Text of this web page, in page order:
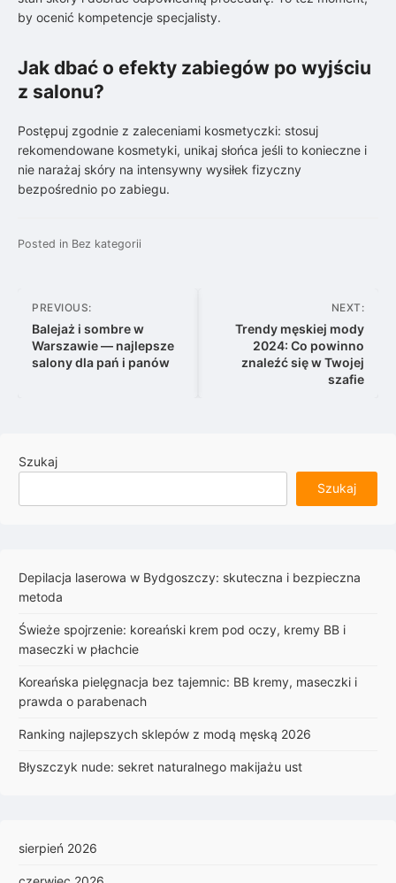
by ocenić kompetencje specjalisty.
Jak dbać o efekty zabiegów po wyjściu
z salonu?
Postępuj zgodnie z zaleceniami kosmetyczki: stosuj
rekomendowane kosmetyki, unikaj słońca jeśli to konieczne i
nie narażaj skóry na intensywny wysiłek fizyczny
bezpośrednio po zabiegu.
Posted in Bez kategorii
Nawigacja
wpisu
PREVIOUS:
Balejaż i sombre w
Warszawie — najlepsze
salony dla pań i panów
NEXT:
Trendy męskiej mody
2024: Co powinno
znaleźć się w Twojej
szafie
Szukaj
Szukaj
Depilacja laserowa w Bydgoszczy: skuteczna i bezpieczna
metoda
Świeże spojrzenie: koreański krem pod oczy, kremy BB i
maseczki w płachcie
Koreańska pielęgnacja bez tajemnic: BB kremy, maseczki i
prawda o parabenach
Ranking najlepszych sklepów z modą męską 2026
Błyszczyk nude: sekret naturalnego makijażu ust
sierpień 2026